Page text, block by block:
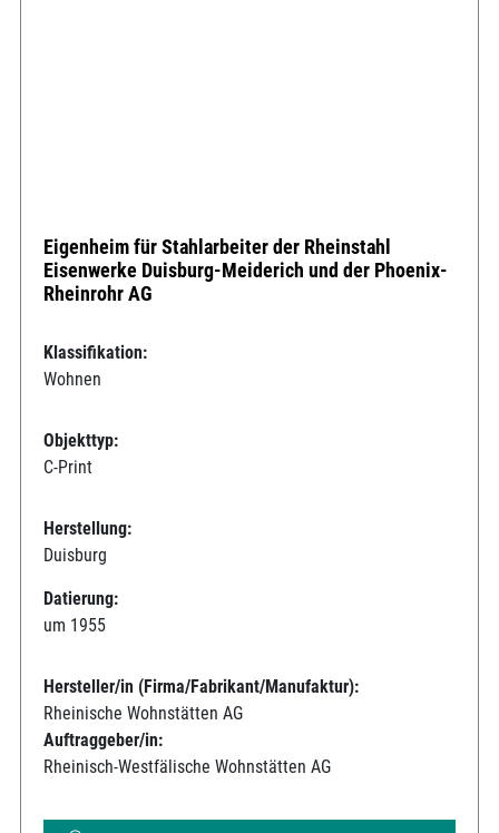
Eigenheim für Stahlarbeiter der Rheinstahl
Eisenwerke Duisburg-Meiderich und der Phoenix-
Rheinrohr AG
Klassifikation:
Wohnen
Objekttyp:
C-Print
Herstellung:
Duisburg
Datierung:
um 1955
Hersteller/in (Firma/Fabrikant/Manufaktur):
Rheinische Wohnstätten AG
Auftraggeber/in:
Rheinisch-Westfälische Wohnstätten AG